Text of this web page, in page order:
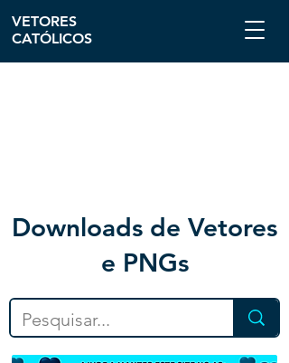
Downloads de Vetores
e PNGs
VETORES
CATÓLICOS